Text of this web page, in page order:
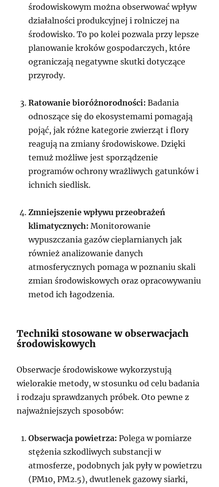
środowiskowym można obserwować wpływ
działalności produkcyjnej i rolniczej na
środowisko. To po kolei pozwala przy lepsze
planowanie kroków gospodarczych, które
ograniczają negatywne skutki dotyczące
przyrody.
Ratowanie bioróżnorodności: Badania
odnoszące się do ekosystemami pomagają
pojąć, jak różne kategorie zwierząt i flory
reagują na zmiany środowiskowe. Dzięki
temuż możliwe jest sporządzenie
programów ochrony wrażliwych gatunków i
ichnich siedlisk.
Zmniejszenie wpływu przeobrażeń
klimatycznych: Monitorowanie
wypuszczania gazów cieplarnianych jak
również analizowanie danych
atmosferycznych pomaga w poznaniu skali
zmian środowiskowych oraz opracowywaniu
metod ich łagodzenia.
Techniki stosowane w obserwacjach
środowiskowych
Obserwacje środowiskowe wykorzystują
wielorakie metody, w stosunku od celu badania
i rodzaju sprawdzanych próbek. Oto pewne z
najważniejszych sposobów:
Obserwacja powietrza: Polega w pomiarze
stężenia szkodliwych substancji w
atmosferze, podobnych jak pyły w powietrzu
(PM10, PM2.5), dwutlenek gazowy siarki,